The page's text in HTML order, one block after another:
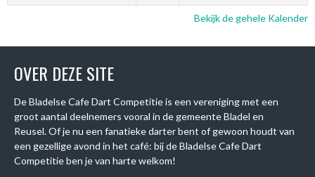
Bekijk de gehele Kalender
OVER DEZE SITE
De Bladelse Cafe Dart Competitie is een vereniging met een
groot aantal deelnemers vooral in de gemeente Bladel en
Reusel. Of je nu een fanatieke darter bent of gewoon houdt van
een gezellige avond in het café: bij de Bladelse Cafe Dart
Competitie ben je van harte welkom!